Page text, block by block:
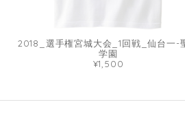
2018_選手権宮城大会_1回戦_仙台一-
学園
¥1,500